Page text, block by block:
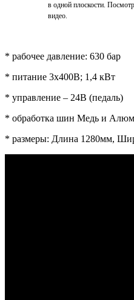
в одной плоскости.
видео.
* рабочее давление: 630 бар
* питание 3х400В; 1,4 кВт
* управление – 24В (педаль)
* обработка шин Медь и
* размеры: Длина 1280мм,